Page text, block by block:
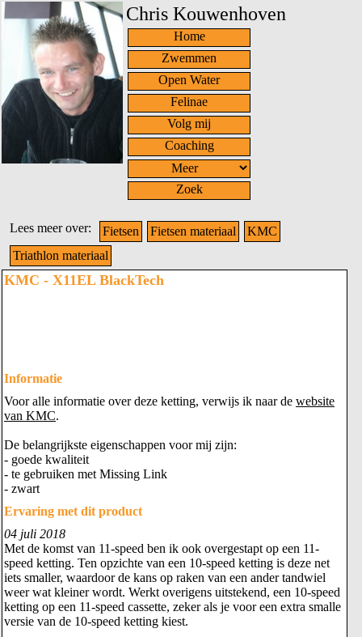
Chris Kouwenhoven
Home
Zwemmen
Open Water
Felinae
Volg mij
Coaching
Zoek
Lees meer over: Fietsen Fietsen materiaal
KMC
Triathlon materiaal
KMC - X11EL BlackTech
Informatie
Voor alle informatie over deze ketting, verwijs ik naar de website
van KMC.
De belangrijkste eigenschappen voor mij zijn:
- goede kwaliteit
- te gebruiken met Missing Link
- zwart
Ervaring met dit product
04 juli 2018
Met de komst van 11-speed ben ik ook overgestapt op een 11-
speed ketting. Ten opzichte van een 10-speed ketting is deze net
iets smaller, waardoor de kans op raken van een ander tandwiel
weer wat kleiner wordt. Werkt overigens uitstekend, een 10-speed
ketting op een 11-speed cassette, zeker als je voor een extra smalle
versie van de 10-speed ketting kiest.